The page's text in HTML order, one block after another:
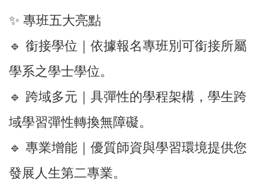
✨ 專班五大亮點
🔹 銜接學位｜依據報名專班別可銜接所屬
學系之學士學位。
🔹 跨域多元｜具彈性的學程架構，學生跨
域學習彈性轉換無障礙。
🔹 專業增能｜優質師資與學習環境提供您
發展人生第二專業。